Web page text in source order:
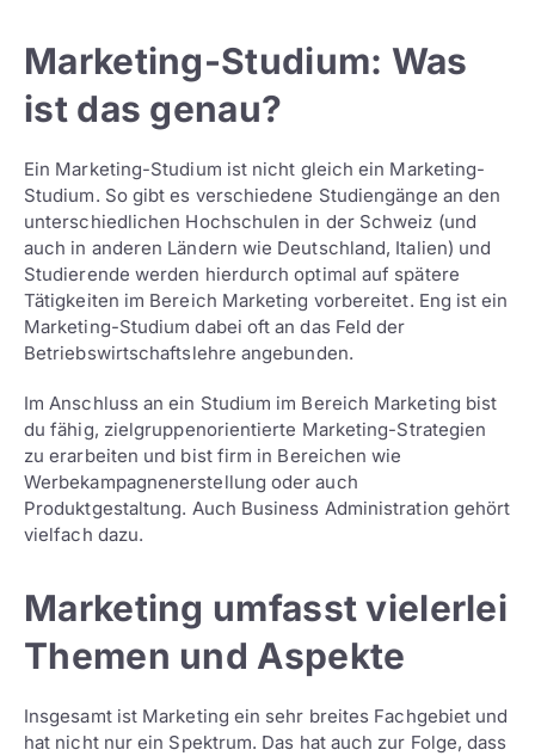
Marketing-Studium: Was
ist das genau?
Ein Marketing-Studium ist nicht gleich ein Marketing-
Studium. So gibt es verschiedene Studiengänge an den
unterschiedlichen Hochschulen in der Schweiz (und
auch in anderen Ländern wie Deutschland, Italien) und
Studierende werden hierdurch optimal auf spätere
Tätigkeiten im Bereich Marketing vorbereitet. Eng ist ein
Marketing-Studium dabei oft an das Feld der
Betriebswirtschaftslehre angebunden.
Im Anschluss an ein Studium im Bereich Marketing bist
du fähig, zielgruppenorientierte Marketing-Strategien
zu erarbeiten und bist firm in Bereichen wie
Werbekampagnenerstellung oder auch
Produktgestaltung. Auch Business Administration gehört
vielfach dazu.
Marketing umfasst vielerlei
Themen und Aspekte
Insgesamt ist Marketing ein sehr breites Fachgebiet und
hat nicht nur ein Spektrum. Das hat auch zur Folge, dass